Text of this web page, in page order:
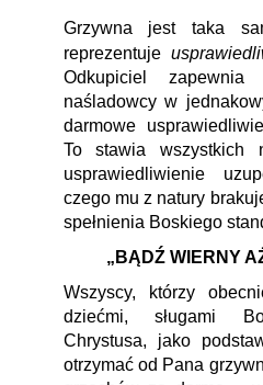
Grzywna jest taka
reprezentuje
Odkupiciel zapewnia
naśladowcy w
darmowe
To stawia wszystkich
usprawiedliwienie
czego mu z natury
spełnienia Boskiego
„BĄDŹ WIERNY
Wszyscy, którzy
dziećmi, sługami
Chrystusa, jako
otrzymać od Pana